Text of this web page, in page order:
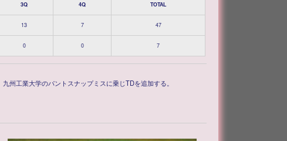
3Q 4Q TOTAL
13 7 47
0 0 7
州工業大学のパントスナップミスに乗じTDを追加する。